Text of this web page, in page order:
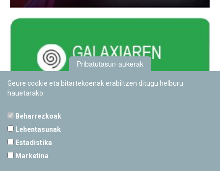
Pribatutasun-aukerak
Geure cookie eta bitartekoenak erabiltzen ditugu helburu
hauetarako:
Beharrezkoak
Lehentasunak
Estadistika
Marketina